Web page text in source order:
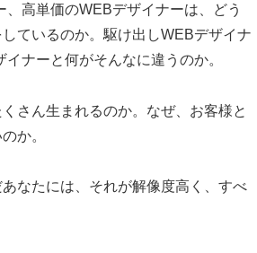
高単価のWEBデザイナーは、どう
ているのか。駆け出しWEBデザイナ
ナーと何がそんなに違うのか。
さん生まれるのか。なぜ、お客様と
か。
なたには、それが解像度高く、すべ